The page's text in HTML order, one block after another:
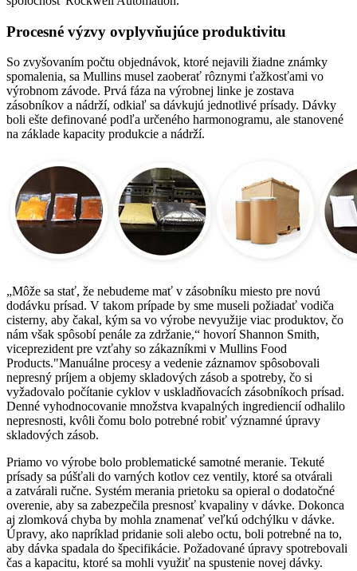
Procesné výzvy ovplyvňujúce produktivitu
So zvyšovaním počtu objednávok, ktoré nejavili žiadne známky
spomalenia, sa Mullins musel zaoberať rôznymi ťažkosťami vo
výrobnom závode. Prvá fáza na výrobnej linke je zostava
zásobníkov a nádrží, odkiaľ sa dávkujú jednotlivé prísady. Dávky
boli ešte definované podľa určeného harmonogramu, ale stanovené
na základe kapacity produkcie a nádrží.
„Môže sa stať, že nebudeme mať v zásobníku miesto pre novú
dodávku prísad. V takom prípade by sme museli požiadať vodiča
cisterny, aby čakal, kým sa vo výrobe nevyužije viac produktov, čo
nám však spôsobí penále za zdržanie,“ hovorí Shannon Smith,
viceprezident pre vzťahy so zákazníkmi v Mullins Food
Products."Manuálne procesy a vedenie záznamov spôsobovali
nepresný príjem a objemy skladových zásob a spotreby, čo si
vyžadovalo počítanie cyklov v uskladňovacích zásobníkoch prísad.
Denné vyhodnocovanie množstva kvapalných ingrediencií odhalilo
nepresnosti, kvôli čomu bolo potrebné robiť významné úpravy
skladových zásob.
Priamo vo výrobe bolo problematické samotné meranie. Tekuté
prísady sa púšťali do varných kotlov cez ventily, ktoré sa otvárali
a zatvárali ručne. Systém merania prietoku sa opieral o dodatočné
overenie, aby sa zabezpečila presnosť kvapaliny v dávke. Dokonca
aj zlomková chyba by mohla znamenať veľkú odchýlku v dávke.
Úpravy, ako napríklad pridanie soli alebo octu, boli potrebné na to,
aby dávka spadala do špecifikácie. Požadované úpravy spotrebovali
čas a kapacitu, ktoré sa mohli využiť na spustenie novej dávky.